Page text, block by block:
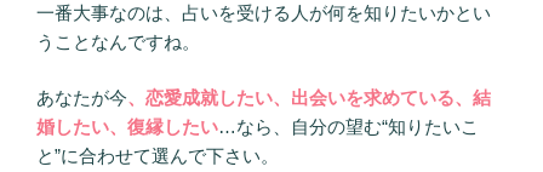
一番大事なのは、占いを受ける人が何を知りたいかとい
うことなんですね。
あなたが今、恋愛成就したい、出会いを求めている、結
婚したい、復縁したい…なら、自分の望む“知りたいこ
と”に合わせて選んで下さい。